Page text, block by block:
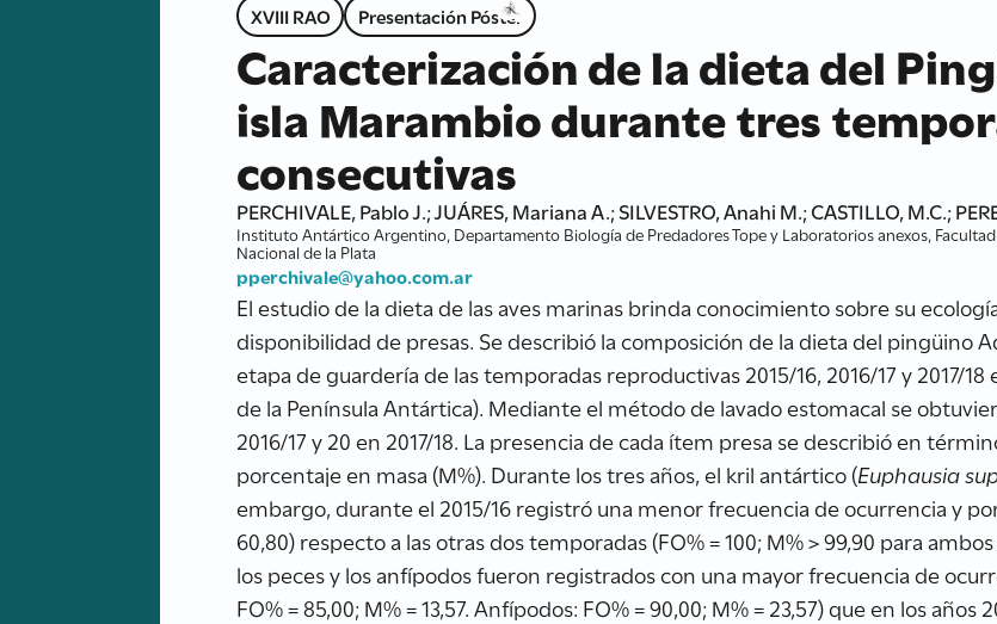
XVIII RAO Presentación Póster
Caracterización de la dieta del
isla Marambio durante tres
consecutivas
PERCHIVALE, Pablo J.; JUÁRES, Mariana A.; SILVESTRO, Anahi M.; CASTILLO, M.C.;
Instituto Antártico Argentino, Departamento Biología de Predadores Tope y Laboratorios anexos,
Nacional de la Plata
pperchivale@yahoo.com.ar
El estudio de la dieta de las aves marinas brinda conocimiento sobre su
disponibilidad de presas. Se describió la composición de la dieta del pingüino
etapa de guardería de las temporadas reproductivas 2015/16, 2016/17 y 2017/
de la Península Antártica). Mediante el método de lavado estomacal se
2016/17 y 20 en 2017/18. La presencia de cada ítem presa se describió en
porcentaje en masa (M%). Durante los tres años, el kril antártico (Euphausia
embargo, durante el 2015/16 registró una menor frecuencia de ocurrencia y
60,80) respecto a las otras dos temporadas (FO% = 100; M% > 99,90 para
los peces y los anfípodos fueron registrados con una mayor frecuencia de
FO% = 85,00; M% = 13,57. Anfípodos: FO% = 90,00; M% = 23,57) que en los años